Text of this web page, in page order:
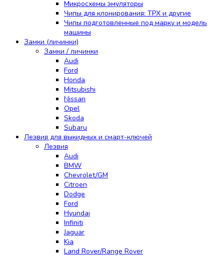
Микросхемы эмуляторы
Чипы для клонирования: TPX и другие
Чипы подготовленные под марку и модель
машины
Замки (личинки)
Замки / личинки
Audi
Ford
Honda
Mitsubishi
Nissan
Opel
Skoda
Subaru
Лезвия для выкидных и смарт-ключей
Лезвия
Audi
BMW
Chevrolet/GM
Citroen
Dodge
Ford
Hyundai
Infiniti
Jaguar
Kia
Land Rover/Range Rover